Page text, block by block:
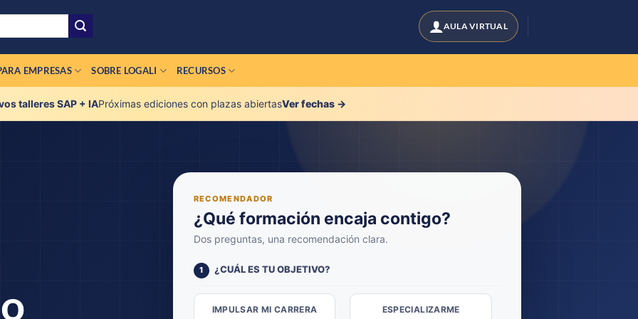
EMPRESAS SOBRE LOGALI RECURSOS
talleres SAP + IAPróximas ediciones con plazas abiertasVer fechas →
RECOMENDADOR
¿Qué formación encaja contigo?
Dos preguntas, una recomendación clara.
1 ¿CUÁL ES TU OBJETIVO?
IMPULSAR MI CARRERA ESPECIALIZARME